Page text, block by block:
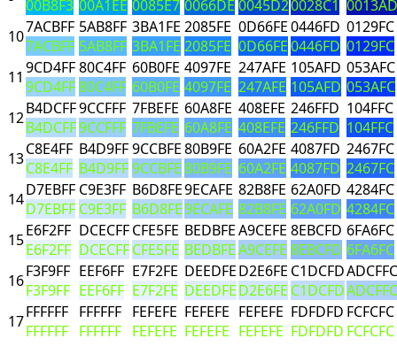
00B8F3 00A1EE 0085E7 0066DE 0045D20028C1 0013AD
107ACBFF
7ACBFF
5AB8FF
5AB8FF
3BA1FE
3BA1FE
2085FE
2085FE
0D66FE
0D66FE
0446FD
0446FD
0129FC
0129FC
11 9CD4FF
9CD4FF
80C4FF
80C4FF
60B0FE
60B0FE
4097FE
4097FE
247AFE
247AFE
105AFD
105AFD
053AFC
053AFC
12B4DCFF
B4DCFF
9CCFFF
9CCFFF
7FBEFE
7FBEFE
60A8FE
60A8FE
408EFE
408EFE
246FFD
246FFD
104FFC
104FFC
13C8E4FF
C8E4FF
B4D9FF
B4D9FF
9CCBFE
9CCBFE
80B9FE
80B9FE
60A2FE
60A2FE
4087FD
4087FD
2467FC
2467FC
14D7EBFF
D7EBFF
C9E3FF
C9E3FF
B6D8FE
B6D8FE
9ECAFE
9ECAFE
82B8FE
82B8FE
62A0FD
62A0FD
4284FC
4284FC
15E6F2FF
E6F2FF
DCECFF
DCECFF
CFE5FE
CFE5FE
BEDBFE
BEDBFE
A9CEFE
A9CEFE
8EBCFD
8EBCFD
6FA6FC
6FA6FC
16F3F9FF
F3F9FF
EEF6FF
EEF6FF
E7F2FE
E7F2FE
DEEDFE
DEEDFE
D2E6FE
D2E6FE
C1DCFD
C1DCFD
ADCFFC
ADCFFC
17FFFFFF
FFFFFF
FFFFFF
FFFFFF
FEFEFE
FEFEFE
FEFEFE
FEFEFE
FEFEFE
FEFEFE
FDFDFD
FDFDFD
FCFCFC
FCFCFC